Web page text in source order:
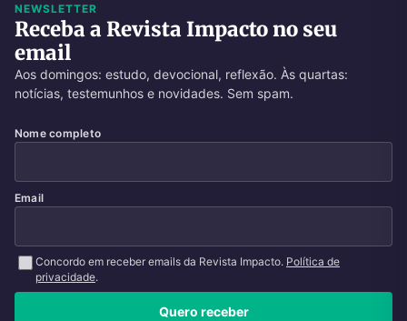
NEWSLETTER
Receba a Revista Impacto no seu
email
Aos domingos: estudo, devocional, reflexão. Às quartas:
notícias, testemunhos e novidades. Sem spam.
Nome completo
Email
Concordo em receber emails da Revista Impacto. Política de
privacidade.
Quero receber